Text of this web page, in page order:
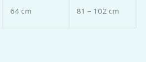
64 cm 81 – 102 cm